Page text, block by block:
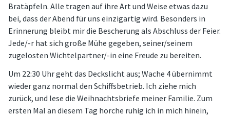
Bratäpfeln. Alle tragen auf ihre Art und Weise etwas dazu
bei, dass der Abend für uns einzigartig wird. Besonders in
Erinnerung bleibt mir die Bescherung als Abschluss der Feier.
Jede/-r hat sich große Mühe gegeben, seiner/seinem
zugelosten Wichtelpartner/-in eine Freude zu bereiten.
Um 22:30 Uhr geht das Deckslicht aus; Wache 4 übernimmt
wieder ganz normal den Schiffsbetrieb. Ich ziehe mich
zurück, und lese die Weihnachtsbriefe meiner Familie. Zum
ersten Mal an diesem Tag horche ruhig ich in mich hinein,